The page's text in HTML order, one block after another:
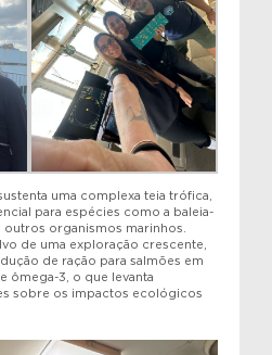
uma complexa teia trófica,
para espécies como a baleia-
organismos marinhos.
de uma exploração crescente,
de ração para salmões em
ômega-3, o que levanta
sobre os impactos ecológicos